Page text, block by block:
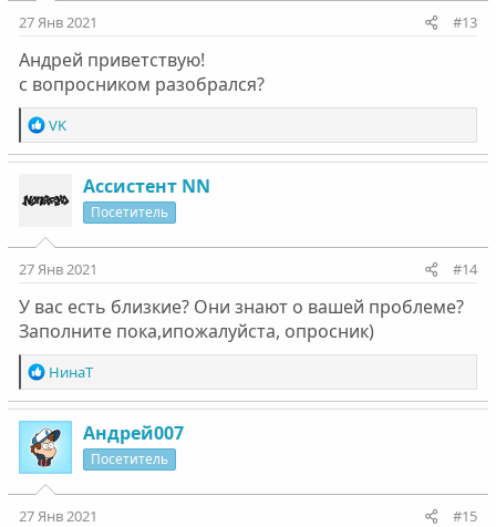
27 Янв 2021 #13
Андрей приветствую!
с вопросником разобрался?
Р
е
а
ц
и
:
VK
Ассистент NN
Посетитель
27 Янв 2021 #14
У вас есть близкие? Они знают о вашей проблеме?
Заполните пока,ипожалуйста, опросник)
Р
е
а
к
ц
и
и
:
НинаТ
Андрей007
Посетитель
27 Янв 2021 #15